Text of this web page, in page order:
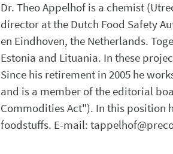
Dr. Theo Appelhof is a chemist
director at the Dutch Food Safety
en Eindhoven, the Netherlands.
Estonia and Lituania. In these
Since his retirement in 2005 he
and is a member of the editorial
Commodities Act"). In this position
foodstuffs. E-mail: